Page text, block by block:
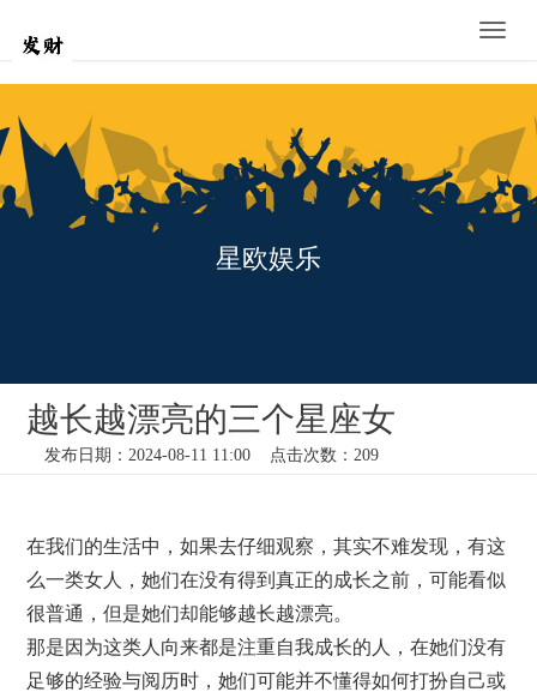
Toggle
星欧娱乐
越长越漂亮的三个星座女
发布日期：2024-08-11 11:00 点击次数：209
在我们的生活中，如果去仔细观察，其实不难发现，有这
么一类女人，她们在没有得到真正的成长之前，可能看似
很普通，但是她们却能够越长越漂亮。
那是因为这类人向来都是注重自我成长的人，在她们没有
足够的经验与阅历时，她们可能并不懂得如何打扮自己或